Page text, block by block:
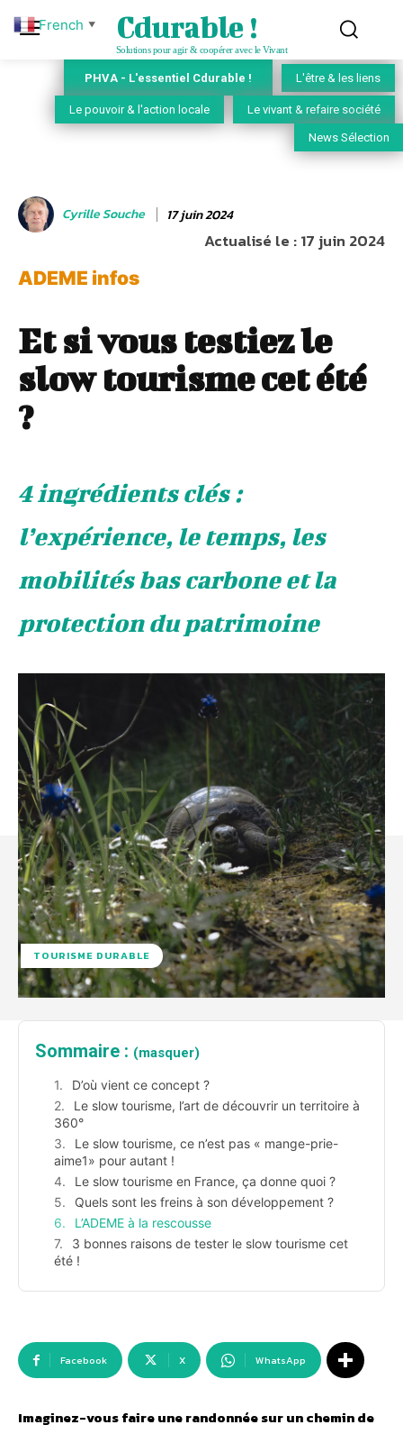
Cdurable !
Solutions pour agir & coopérer avec le Vivant
PHVA - L'essentiel Cdurable ! L'être & les liens
Le pouvoir & l'action locale Le vivant & refaire société
News Sélection
Cyrille Souche 17 juin 2024
Actualisé le :17 juin 2024
ADEME infos
Et si vous testiez le
slow tourisme cet été
?
4 ingrédients clés :
l’expérience, le temps, les
mobilités bas carbone et la
protection du patrimoine
TOURISME DURABLE
Sommaire : (masquer)
D’où vient ce concept ?
Le slow tourisme, l’art de découvrir un territoire à
360°
Le slow tourisme, ce n’est pas « mange-prie-
aime1» pour autant !
Le slow tourisme en France, ça donne quoi ?
Quels sont les freins à son développement ?
L’ADEME à la rescousse
3 bonnes raisons de tester le slow tourisme cet
été !
Facebook X WhatsApp
Imaginez-vous faire une randonnée sur un chemin de
French ▼